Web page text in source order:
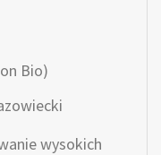
Bio)
wysokich